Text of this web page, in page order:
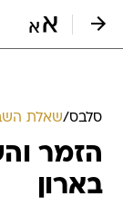
סלבס/שאלת
הזמר
בארון